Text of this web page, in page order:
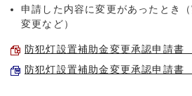
申請した内容に変更があったとき
変更など）
防犯灯設置補助金変更承認申請書
防犯灯設置補助金変更承認申請書